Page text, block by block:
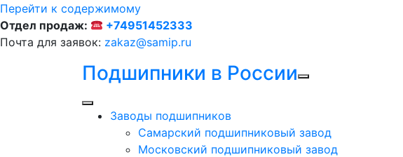
Перейти к содержимому
Отдел продаж:
+74951452333
Почта для заявок: zakaz@samip.ru
Подшипники в России
Заводы подшипников
Cамарский подшипниковый завод
Московский подшипниковый завод